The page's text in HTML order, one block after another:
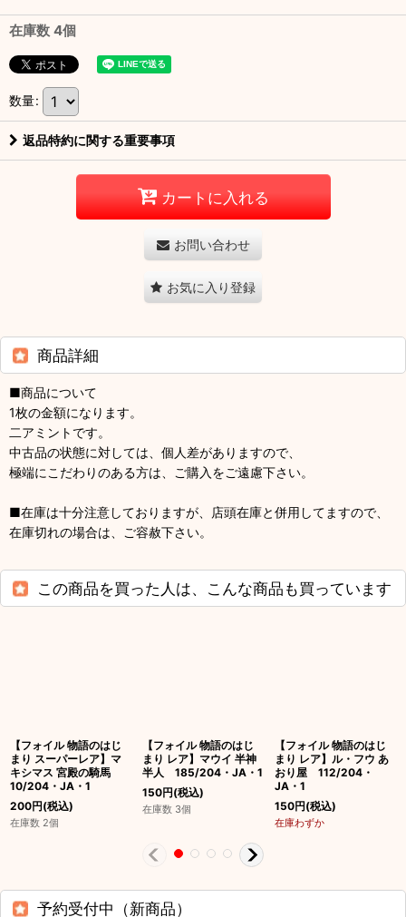
在庫数 4個
数量:
返品特約に関する重要事項
カートに入れる
お問い合わせ
お気に入り登録
商品詳細
■商品について
1枚の金額になります。
二アミントです。
中古品の状態に対しては、個人差がありますので、
極端にこだわりのある方は、ご購入をご遠慮下さい。
■在庫は十分注意しておりますが、店頭在庫と併用してますので、
在庫切れの場合は、ご容赦下さい。
この商品を買った人は、こんな商品も買っています
【フォイル 物語のはじ
まり スーパーレア】マ
キシマス 宮殿の騎馬
10/204・JA・1
200円(税込)
在庫数 2個
【フォイル 物語のはじ
まり レア】マウイ 半神
半人 185/204・JA・1
150円(税込)
在庫数 3個
【フォイル 物語のはじ
まり レア】ル・フウ あ
おり屋 112/204・
JA・1
150円(税込)
在庫わずか
予約受付中（新商品）